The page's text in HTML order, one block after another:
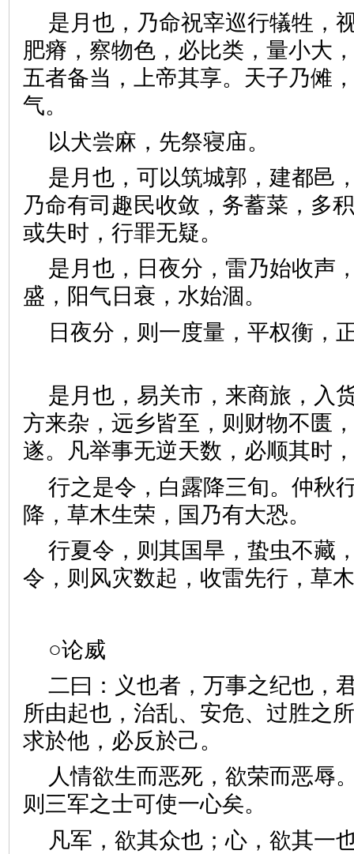
是月也，乃命祝宰巡行犠牲，
肥瘠，察物色，必比类，量小大
五者备当，上帝其享。天子乃傩
气。
以犬尝麻，先祭寝庙。
是月也，可以筑城郭，建都邑
乃命有司趣民收敛，务蓄菜，多
或失时，行罪无疑。
是月也，日夜分，雷乃始收声
盛，阳气日衰，水始涸。
日夜分，则一度量，平权衡
是月也，易关市，来商旅，入
方来杂，远乡皆至，则财物不匮
遂。凡举事无逆天数，必顺其
行之是令，白露降三旬。仲秋
降，草木生荣，国乃有大恐
行夏令，则其国旱，蛰虫不藏
令，则风灾数起，收雷先行
○论威
二曰：义也者，万事之纪也，
所由起也，治乱、安危、过胜之
求於他，必反於己。
人情欲生而恶死，欲荣而恶辱
则三军之士可使一心矣。
凡军，欲其众也；心，欲其一